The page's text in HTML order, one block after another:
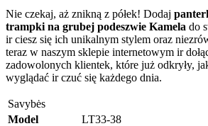
Nie czekaj, aż znikną z półek! Dodaj
trampki na grubej podeszwie Kamela do
ir ciesz się ich unikalnym stylem oraz
teraz w naszym sklepie internetowym ir
zadowolonych klientek, które już odkryły,
wyglądać ir czuć się każdego dnia.
Savybės
Model
LT33-38